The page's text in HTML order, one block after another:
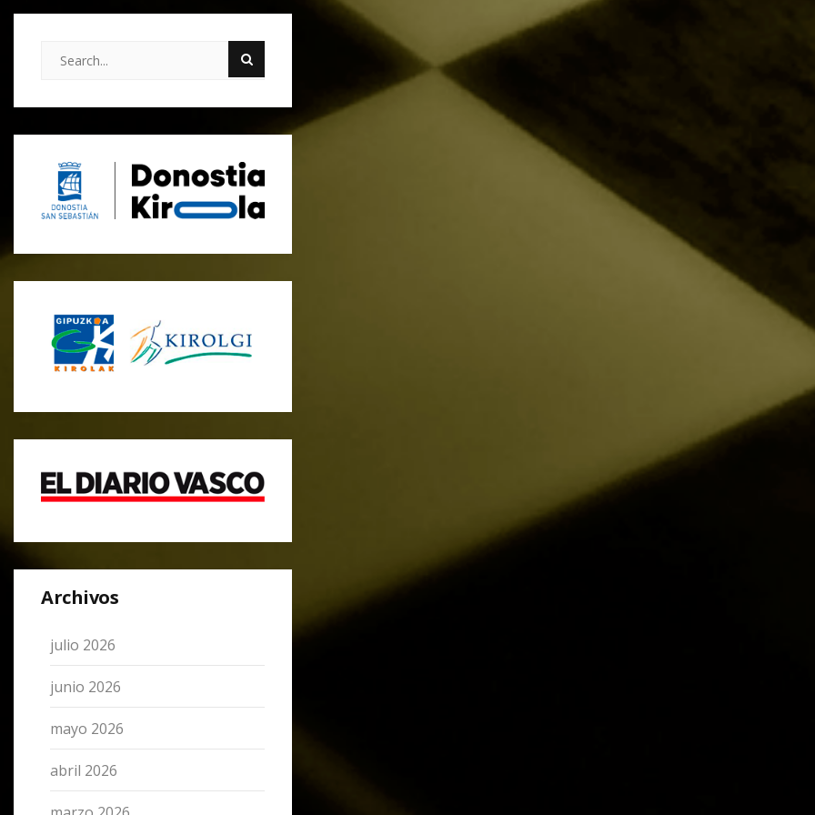
Archivos
julio 2026
junio 2026
mayo 2026
abril 2026